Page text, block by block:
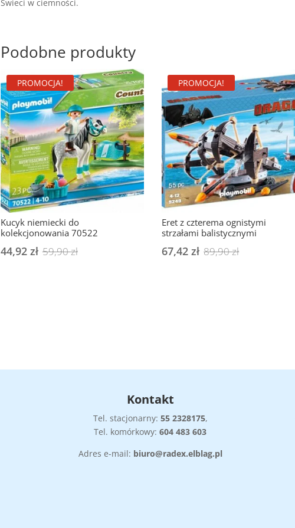
Świeci w ciemności.
Podobne produkty
PROMOCJA!
Kucyk niemiecki do
kolekcjonowania 70522
59,90złPierwotna
44,92 zł
Aktualna
PROMOCJA!
Eret z czterema ognistymi
strzałami balistycznymi
89,90złPierwotna
67,42zł
Aktualna
Kontakt
Tel. stacjonarny: 55 2328175,
Tel. komórkowy:604 483 603
Adres e-mail: biuro@radex.elblag.pl